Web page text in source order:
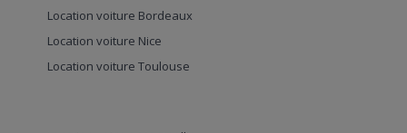
Location voiture Bordeaux
Location voiture Nice
Location voiture Toulouse